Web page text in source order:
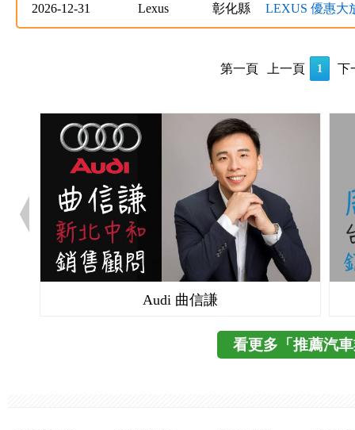
2026-12-31 Lexus 彰化縣 LEXUS 優惠大
第一頁 上一頁 1 下
Audi 曲信謙
看更多「推薦汽